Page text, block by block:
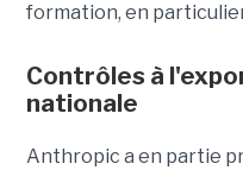
formation, en
Contrôles à
nationale
Anthropic a en partie